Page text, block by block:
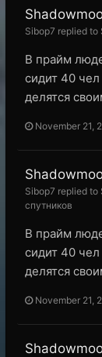
Sibop7 replied to
В прайм
сидит 40 чел
делятся
November 21,
Sibop7 replied to
спутников
В прайм
сидит 40 чел
делятся
November 21,